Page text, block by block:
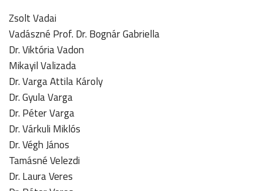
Zsolt Vadai
Vadászné Prof. Dr. Bognár Gabriella
Dr. Viktória Vadon
Mikayil Valizada
Dr. Varga Attila Károly
Dr. Gyula Varga
Dr. Péter Varga
Dr. Várkuli Miklós
Dr. Végh János
Tamásné Velezdi
Dr. Laura Veres